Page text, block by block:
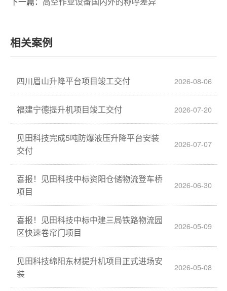
相关案例
四川眉山升降平台项目竣工交付 2026-08-06
福建宁德提升机项目竣工交付 2026-07-20
见田科技完成5吨防爆液压升降平台安装
交付
2026-07-07
喜报！见田科技中标资阳仓储物流登车桥
项目
2026-06-30
喜报！见田科技中标中建三局铁路物流园
区快速卷帘门项目
2026-05-09
见田科技绵阳东材提升机项目正式进场安
装
2026-05-08